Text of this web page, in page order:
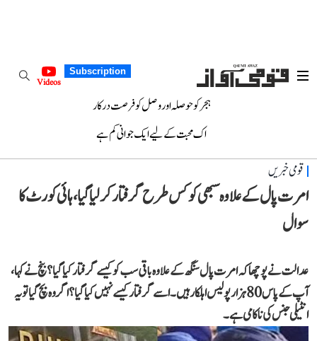
Subscription
Videos
ہجر کو حوصلہ اور وصل کو فرصت درکار
اک محبت کے لیے ایک جوانی کم ہے
قومی خبریں
امرت پال کے علاوہ سبھی کو کس طرح گرفتار کر لیا گیا، ہائی کورٹ کا
سوال
عدالت نے پوچھا کہ امرت پال سنگھ کے علاوہ باقی سب کو کیسے گرفتار کیا گیا؟ بنچ نے کہا،
آپ کے پاس 80 ہزار پولیس اہلکار ہیں۔ اسے گرفتار کیسے نہیں کیا گیا؟ اگر وہ بچ گیا تو یہ
انٹیلی جنس کی ناکامی ہے۔